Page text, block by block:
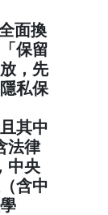
面換
保留
，先
私保
其中
法律
中央
含中